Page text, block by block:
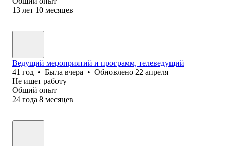
13 лет 10 месяцев
Ведущий мероприятий и программ, телеведущий
41 год • Была вчера • Обновлено 22 апреля
Не ищет работу
Общий опыт
24 года 8 месяцев